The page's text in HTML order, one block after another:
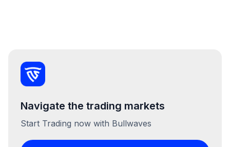
Navigate the trading markets
Start Trading now with Bullwaves